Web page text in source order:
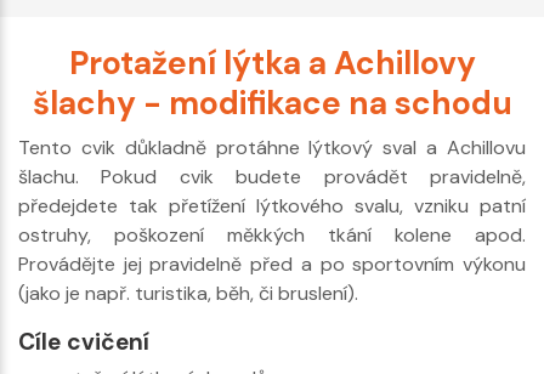
Protažení lýtka a Achillovy
šlachy - modifikace na schodu
Tento cvik důkladně protáhne lýtkový sval a Achillovu
šlachu. Pokud cvik budete provádět pravidelně,
předejdete tak přetížení lýtkového svalu, vzniku patní
ostruhy, poškození měkkých tkání kolene apod.
Provádějte jej pravidelně před a po sportovním výkonu
(jako je např. turistika, běh, či bruslení).
Cíle cvičení